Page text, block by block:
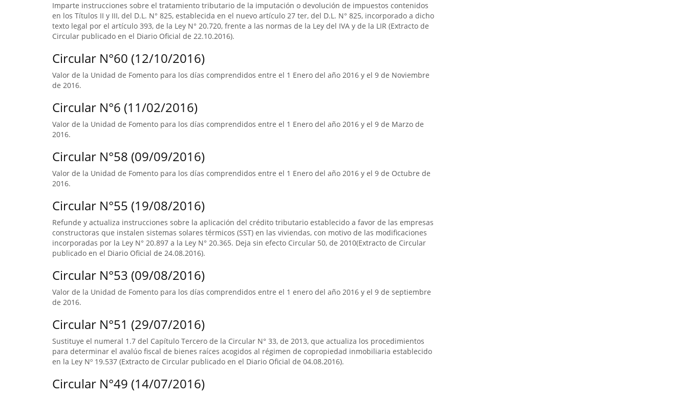
Imparte instrucciones sobre el tratamiento tributario de la imputación o devolución de impuestos contenidos
en los Títulos II y III, del D.L. N° 825, establecida en el nuevo artículo 27 ter, del D.L. N° 825, incorporado a dicho
texto legal por el artículo 393, de la Ley N° 20.720, frente a las normas de la Ley del IVA y de la LIR (Extracto de
Circular publicado en el Diario Oficial de 22.10.2016).
Circular N°60 (12/10/2016)
Valor de la Unidad de Fomento para los días comprendidos entre el 1 Enero del año 2016 y el 9 de Noviembre
de 2016.
Circular N°6 (11/02/2016)
Valor de la Unidad de Fomento para los días comprendidos entre el 1 Enero del año 2016 y el 9 de Marzo de
2016.
Circular N°58 (09/09/2016)
Valor de la Unidad de Fomento para los días comprendidos entre el 1 Enero del año 2016 y el 9 de Octubre de
2016.
Circular N°55 (19/08/2016)
Refunde y actualiza instrucciones sobre la aplicación del crédito tributario establecido a favor de las empresas
constructoras que instalen sistemas solares térmicos (SST) en las viviendas, con motivo de las modificaciones
incorporadas por la Ley N° 20.897 a la Ley N° 20.365. Deja sin efecto Circular 50, de 2010(Extracto de Circular
publicado en el Diario Oficial de 24.08.2016).
Circular N°53 (09/08/2016)
Valor de la Unidad de Fomento para los días comprendidos entre el 1 enero del año 2016 y el 9 de septiembre
de 2016.
Circular N°51 (29/07/2016)
Sustituye el numeral 1.7 del Capítulo Tercero de la Circular N° 33, de 2013, que actualiza los procedimientos
para determinar el avalúo fiscal de bienes raíces acogidos al régimen de copropiedad inmobiliaria establecido
en la Ley Nº 19.537 (Extracto de Circular publicado en el Diario Oficial de 04.08.2016).
Circular N°49 (14/07/2016)